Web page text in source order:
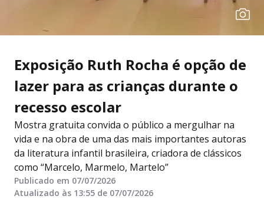
Exposição Ruth Rocha é opção de
lazer para as crianças durante o
recesso escolar
Mostra gratuita convida o público a mergulhar na
vida e na obra de uma das mais importantes autoras
da literatura infantil brasileira, criadora de clássicos
como “Marcelo, Marmelo, Martelo”
Publicado em 07/07/2026
Atualizado às 13:55 de 07/07/2026